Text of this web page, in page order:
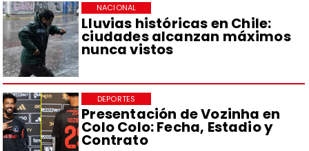
Lluvias históricas en Chile:
ciudades alcanzan máximos
nunca vistos
NACIONAL
Presentación de Vozinha en
Colo Colo: Fecha, Estadio y
Contrato
DEPORTES